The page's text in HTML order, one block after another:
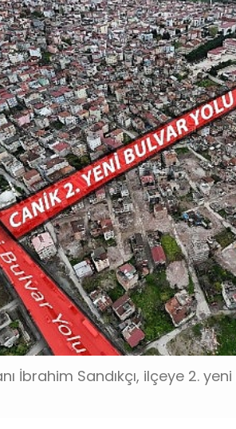
İbrahim Sandıkçı, ilçeye 2.